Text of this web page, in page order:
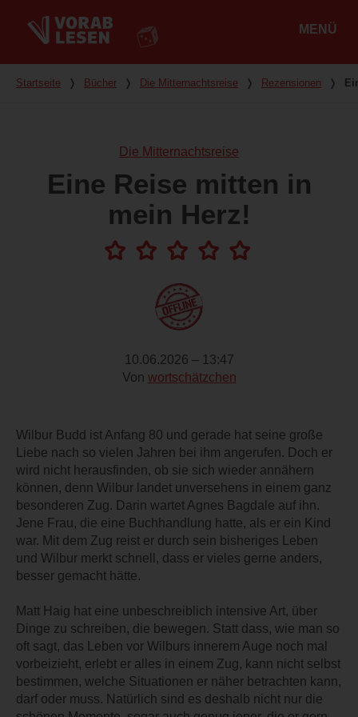
MENÜ
Du bist hier
Startseite ❭ Bücher ❭ Die Mitternachtsreise ❭ Rezensionen ❭
Die Mitternachtsreise
Eine Reise mitten in
mein Herz!
10.06.2026 – 13:47
Von wortschätzchen
Wilbur Budd ist Anfang 80 und gerade hat seine große
Liebe nach so vielen Jahren bei ihm angerufen. Doch er
wird nicht herausfinden, ob sie sich wieder annähern
können, denn Wilbur landet unversehens in einem ganz
besonderen Zug. Darin wartet Agnes Bagdale auf ihn.
Jene Frau, die eine Buchhandlung hatte, als er ein Kind
war. Mit dem Zug reist er durch sein bisheriges Leben
und Wilbur merkt schnell, dass er vieles gerne anders,
besser gemacht hätte.
Matt Haig hat eine unbeschreiblich intensive Art, über
Dinge zu schreiben, die bewegen. Statt dass, wie man so
oft sagt, das Leben vor Wilburs innerem Auge noch mal
vorbeizieht, erlebt er alles in einem Zug, kann nicht selbst
bestimmen, welche Situationen er näher betrachten kann,
darf oder muss. Natürlich sind es deshalb nicht nur die